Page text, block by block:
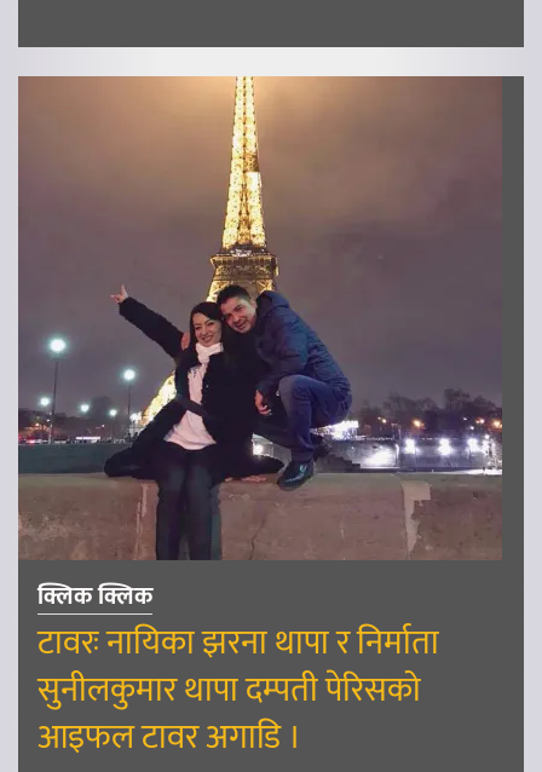
क्लिक क्लिक
टावरः नायिका झरना थापा र निर्माता
सुनीलकुमार थापा दम्पती पेरिसको
आइफल टावर अगाडि ।